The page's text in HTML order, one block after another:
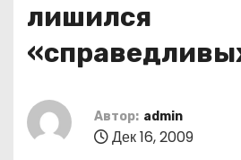
лишился
Автор: admin
Дек 16, 2009